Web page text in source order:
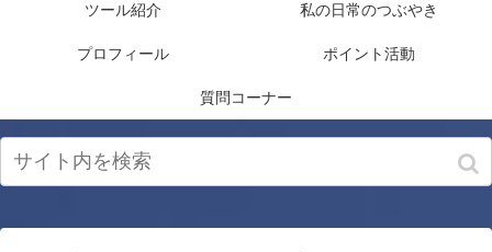
ツール紹介 私の日常のつぶやき
プロフィール ポイント活動
質問コーナー